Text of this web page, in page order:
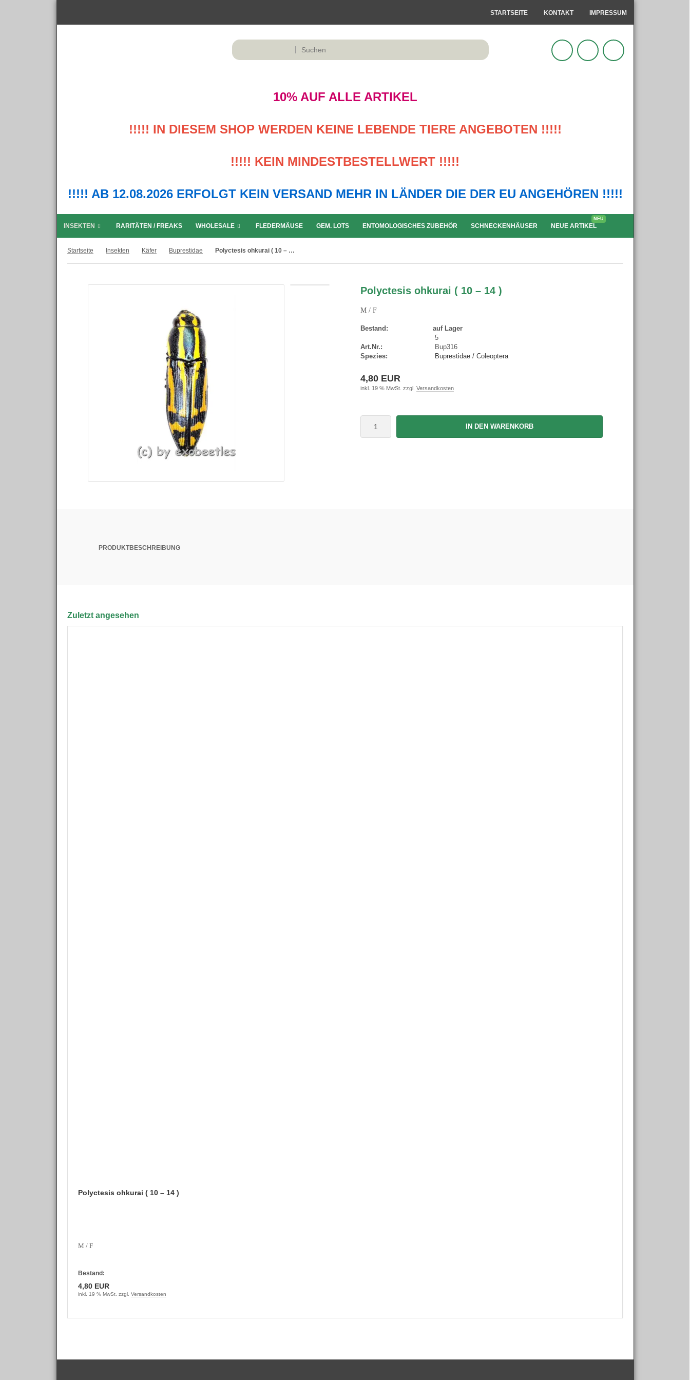
STARTSEITE KONTAKT IMPRESSUM
10% AUF ALLE ARTIKEL
!!!!! IN DIESEM SHOP WERDEN KEINE LEBENDE TIERE ANGEBOTEN !!!!!
!!!!! KEIN MINDESTBESTELLWERT !!!!!
!!!!! AB 12.08.2026 ERFOLGT KEIN VERSAND MEHR IN LÄNDER DIE DER EU ANGEHÖREN !!!!!
INSEKTEN RARITÄTEN / FREAKS WHOLESALE FLEDERMÄUSE GEM. LOTS ENTOMOLOGISCHES ZUBEHÖR SCHNECKENHÄUSER NEUE ARTIKEL
NEU
Startseite Insekten Käfer Buprestidae Polyctesis ohkurai ( 10 – 14 )
Polyctesis ohkurai ( 10 – 14 )
M / F
Bestand:
auf Lager
5
Art.Nr.:
Bup316
Spezies:
Buprestidae / Coleoptera
4,80 EUR
inkl. 19 % MwSt. zzgl. Versandkosten
IN DEN WARENKORB
PRODUKTBESCHREIBUNG
Zuletzt angesehen
Polyctesis ohkurai ( 10 – 14 )
M / F
Bestand:
4,80 EUR
inkl. 19 % MwSt. zzgl. Versandkosten